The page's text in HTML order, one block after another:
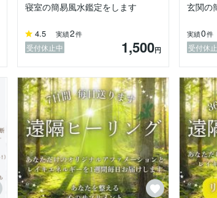
寝室の簡易風水鑑定をします
4.5 実績2件
受付休止中 1,500円
玄関の
実績0件
受付休